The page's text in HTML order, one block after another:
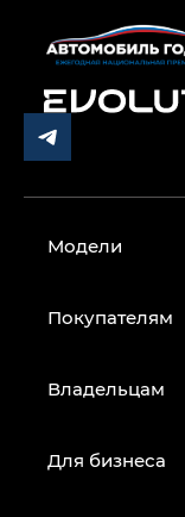
Модели
Покупателям
Владельцам
Для бизнеса